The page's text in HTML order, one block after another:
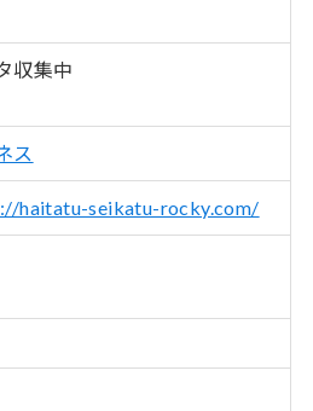
収集中
ス
haitatu-seikatu-rocky.com/